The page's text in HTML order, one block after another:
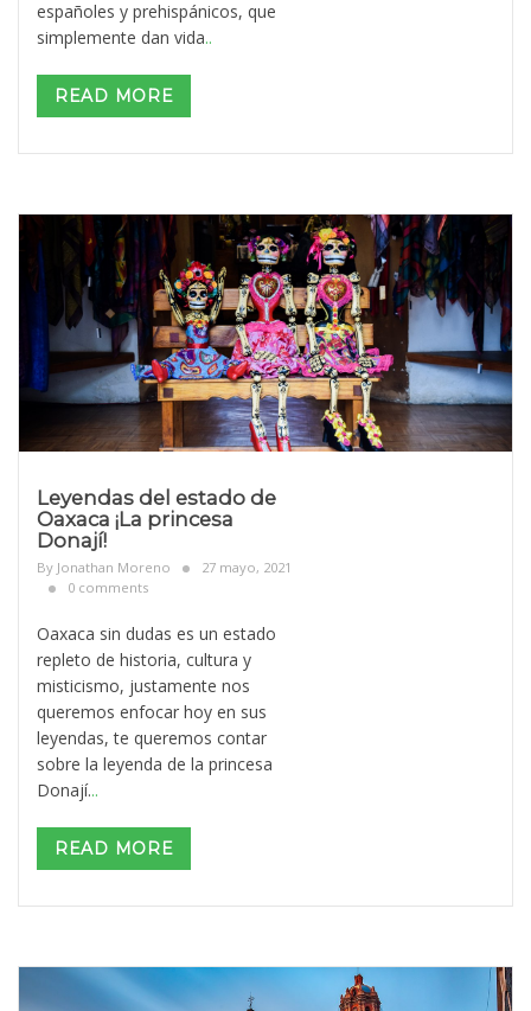
españoles y prehispánicos, que
simplemente dan vida..
READ MORE
Leyendas del estado de
Oaxaca ¡La princesa
Donají!
By Jonathan Moreno
27 mayo, 2021
0 comments
Oaxaca sin dudas es un estado
repleto de historia, cultura y
misticismo, justamente nos
queremos enfocar hoy en sus
leyendas, te queremos contar
sobre la leyenda de la princesa
Donají...
READ MORE